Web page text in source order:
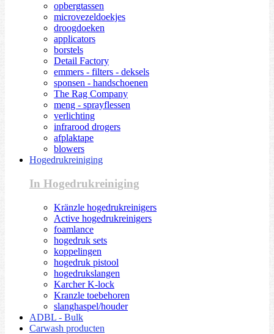
opbergtassen
microvezeldoekjes
droogdoeken
applicators
borstels
Detail Factory
emmers - filters - deksels
sponsen - handschoenen
The Rag Company
meng - sprayflessen
verlichting
infrarood drogers
afplaktape
blowers
Hogedrukreiniging
In Hogedrukreiniging
Kränzle hogedrukreinigers
Active hogedrukreinigers
foamlance
hogedruk sets
koppelingen
hogedruk pistool
hogedrukslangen
Karcher K-lock
Kranzle toebehoren
slanghaspel/houder
ADBL - Bulk
Carwash producten